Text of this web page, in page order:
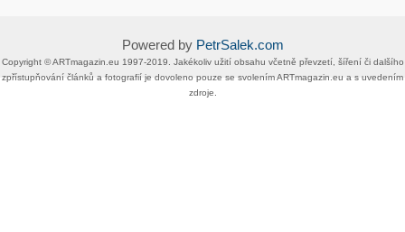
Powered by PetrSalek.com
Copyright ©​ ​​ARTmagazin.eu ​1997-2019​.​ Jakékoliv užití obsahu včetně převzetí, šíření či dalšího
zpřístupňování článků a fotografií je dovoleno pouze se svolením ​ARTmagazin.eu​ ​a s uvedením
zdroje.